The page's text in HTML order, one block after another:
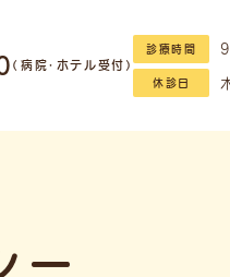
（病院・ホテル受付）
診療時間
休診日
ー